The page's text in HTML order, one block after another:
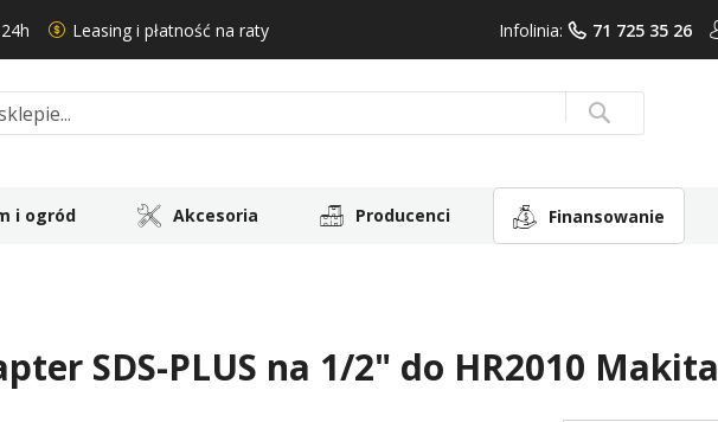
Leasing i płatność na raty Infolinia: 71 725 35 26
Search
i ogród Akcesoria Producenci Finansowanie
SDS-PLUS na 1/2" do HR2010 Makita